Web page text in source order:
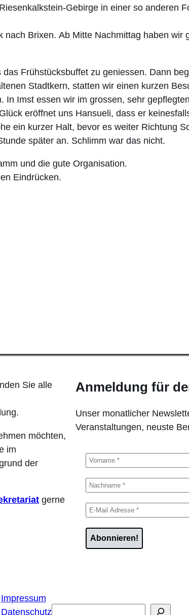
Gebirge in einer so anderen
Brixen. Ab Mitte Nachmittag haben
Frühstücksbuffet zu geniessen. Dann
Stadtkern, statten wir einen kurzen
Imst essen wir im grossen, sehr
eröffnet uns Hansueli, dass er
ein kurzer Halt, bevor es weiter Richtung
später an. Schlimm war das nicht.
und die gute Organisation.
Eindrücken.
Sie alle
möchten,
im
der
gerne
Anmeldung für
Unser monatlicher
Veranstaltungen, neuste
Impressum
DatenschutzSuchen